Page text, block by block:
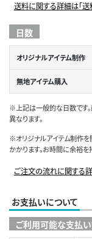
送料に関する詳細は「送
日数
オリジナルアイテム制作
無地アイテム購入
※上記は一般的な日数です。
異なります。
※オリジナルアイテム制作
かかります。お時間に余裕を
ご注文の流れに関する詳
お支払いについて
ご利用可能な支払